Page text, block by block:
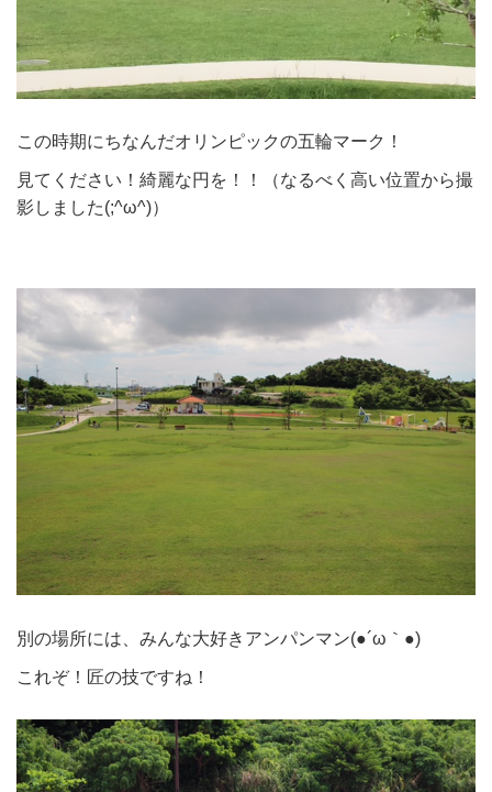
この時期にちなんだオリンピックの五輪マーク！
見てください！綺麗な円を！！（なるべく高い位置から撮
影しました(;^ω^)）
別の場所には、みんな大好きアンパンマン(●´ω｀●)
これぞ！匠の技ですね！